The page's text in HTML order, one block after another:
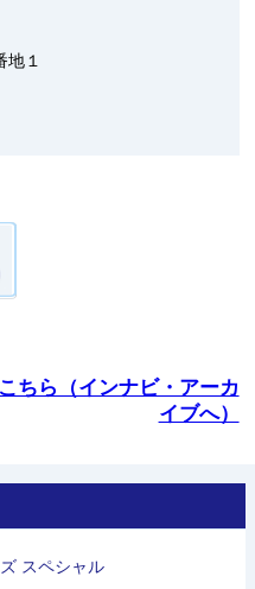
地１
ちら（インナビ・アーカ
イブへ）
スペシャル